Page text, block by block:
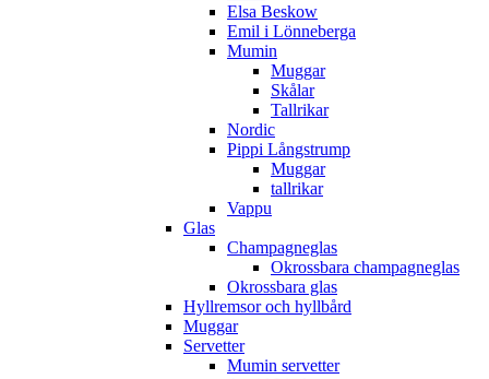
Elsa Beskow
Emil i Lönneberga
Mumin
Muggar
Skålar
Tallrikar
Nordic
Pippi Långstrump
Muggar
tallrikar
Vappu
Glas
Champagneglas
Okrossbara champagneglas
Okrossbara glas
Hyllremsor och hyllbård
Muggar
Servetter
Mumin servetter